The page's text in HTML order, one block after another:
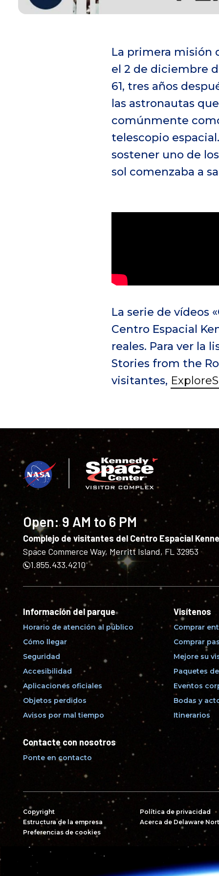
La primera misión
el 2 de diciembre
61, tres años
las astronautas
comúnmente
telescopio
sostener uno de
sol comenzaba a
La serie de vídeos
Centro Espacial
reales. Para ver la
Stories from the
visitantes,
Open:9 AM to 6 PM
Complejo de visitantes del Centro Espacial
Space Commerce Way, Merritt Island, FL 32953
1.855.433.4210
Información del parque
Horario de atención al público
Cómo llegar
Seguridad
Accesibilidad
Aplicaciones oficiales
Objetos perdidos
Avisos por mal tiempo
Visítenos
Comprar
Comprar
Mejore su
Paquetes
Eventos
Bodas y
Itinerarios
Contacte con nosotros
Ponte en contacto
Copyright
Política de privacidad
Estructura de la empresa
Acerca de Delaware
Preferencias de cookies